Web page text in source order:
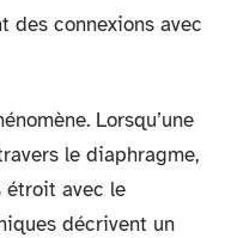
des connexions avec
Lorsqu’une
le diaphragme,
étroit avec le
décrivent un